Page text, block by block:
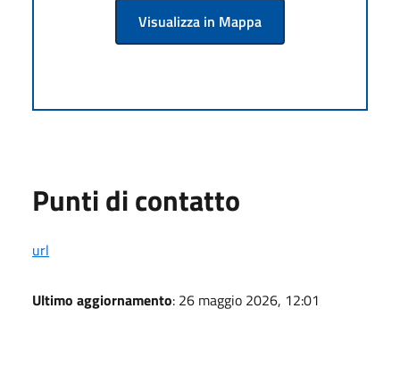
Visualizza in Mappa
Punti di contatto
url
Ultimo aggiornamento: 26 maggio 2026, 12:01